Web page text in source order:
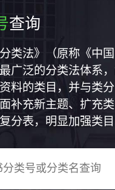
查询
分类法》（原称《中
广泛的分类法体系
料的类目，并与类
补充新主题、扩充
分表，明显加强类